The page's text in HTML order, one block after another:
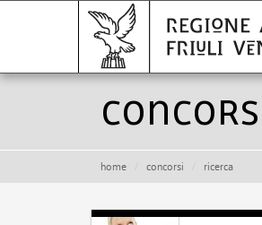
home concorsi ricerca